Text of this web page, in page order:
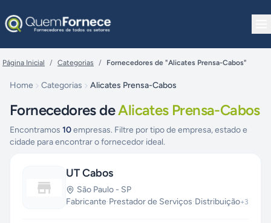
Página Inicial / Categorias / Fornecedores de "Alicates Prensa-Cabos"
Home Categorias Alicates Prensa-Cabos
Fornecedores deAlicates Prensa-Cabos
Encontramos 10empresas. Filtre por tipo de empresa, estado e
cidade para encontrar o fornecedor ideal.
UT Cabos
São Paulo - SP
Fabricante·Prestador de Serviços·Distribuição+3